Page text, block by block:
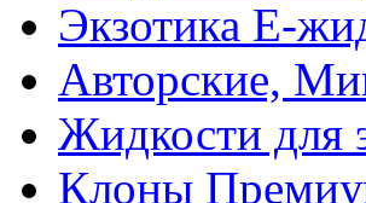
Экзотика Е-
Авторские,
Жидкости для
Клоны